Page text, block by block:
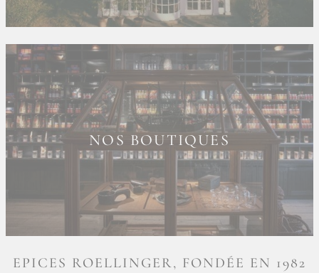
NOS BOUTIQUES
EPICES ROELLINGER, FONDÉE EN 1982